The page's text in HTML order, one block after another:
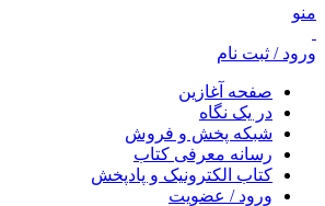
منو
ورود / ثبت نام
صفحه آغازین
در یک نگاه
شبکه پخش و فروش
رسانه معرفی کتاب
کتاب الکترونیک و پادپخش
ورود / عضویت